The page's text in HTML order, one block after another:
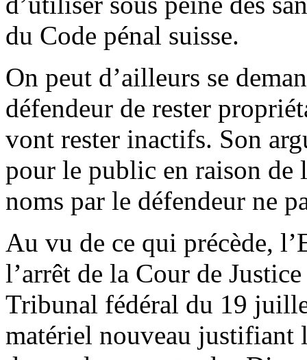
du Code pénal suisse.
On peut d’ailleurs se
défendeur de rester
vont rester inactifs. Son
pour le public en raison de
noms par le défendeur ne
Au vu de ce qui précède,
l’arrêt de la Cour de
Tribunal fédéral du 19
matériel nouveau justifiant